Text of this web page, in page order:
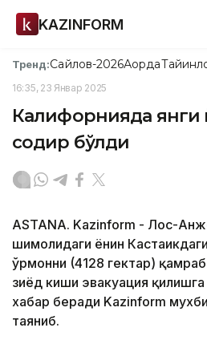
KAZINFORM
Тренд:Сайлов-2026Ақорда
16:35, 23 Январ 2025
Калифорнияда янги
содир бўлди
ASTANA. Kazinform - Лос-
шимолидаги ёнғин
ўрмонни (4128 гектар)
зиёд киши эвакуация
хабар беради Kazinform
таяниб.